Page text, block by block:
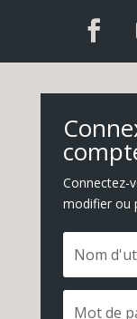
Connectez-
modifier ou